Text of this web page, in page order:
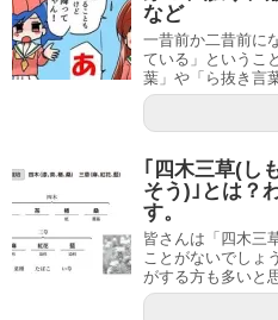
など
一昔前か二昔前に
ている」というこ
葉」や「ら抜き言
｢四木三草(し
そう)｣とは？
す。
皆さんは「四木三
ことがないでしょ
がする方も多いと